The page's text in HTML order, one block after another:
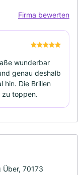
Firma bewerten
wunderbar
genau deshalb
hin. Die Brillen
zu toppen.
Über, 70173